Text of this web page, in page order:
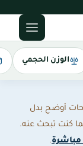
الوزن الحجمي
أوضح بدل
كنت تبحث عنه.
.